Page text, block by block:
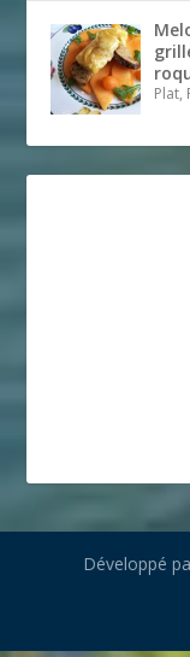
Plat,
Développé